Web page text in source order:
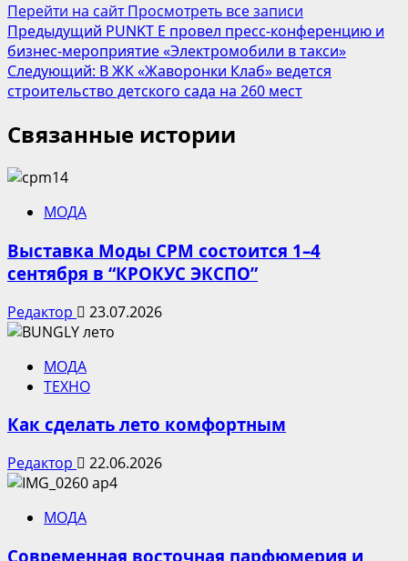
Перейти на сайтПросмотреть все записи
Навигация
записи
Предыдущий PUNKT E провел пресс-конференцию и
бизнес-мероприятие «Электромобили в такси»
Следующий: В ЖК «Жаворонки Клаб» ведется
строительство детского сада на 260 мест
Связанные истории
МОДА
Выставка Моды CPM состоится 1–4
сентября в “КРОКУС ЭКСПО”
Редактор 23.07.2026
МОДА
ТЕХНО
Как сделать лето комфортным
Редактор 22.06.2026
МОДА
Современная восточная парфюмерия и